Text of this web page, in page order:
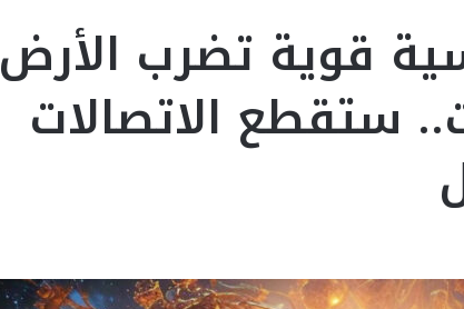
قوية تضرب الأرض
ستقطع الاتصالات